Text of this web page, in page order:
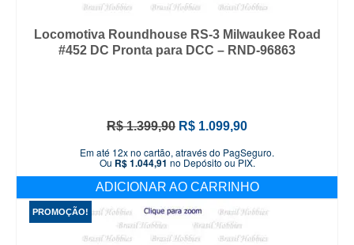
Locomotiva Roundhouse RS-3 Milwaukee Road
#452 DC Pronta para DCC – RND-96863
R$1.399,90 O
original
era:
R$ 1.399,90.
R$ 1.099,90O
atual
R$ 1.099,90.
Em até 12x no cartão, através do PagSeguro.
Ou R$1.044,91 no Depósito ou PIX.
ADICIONAR AO CARRINHO
PROMOÇÃO!